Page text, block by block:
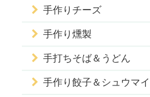
手作りチーズ
手作り燻製
手打ちそば＆うどん
手作り餃子＆シュウマイ